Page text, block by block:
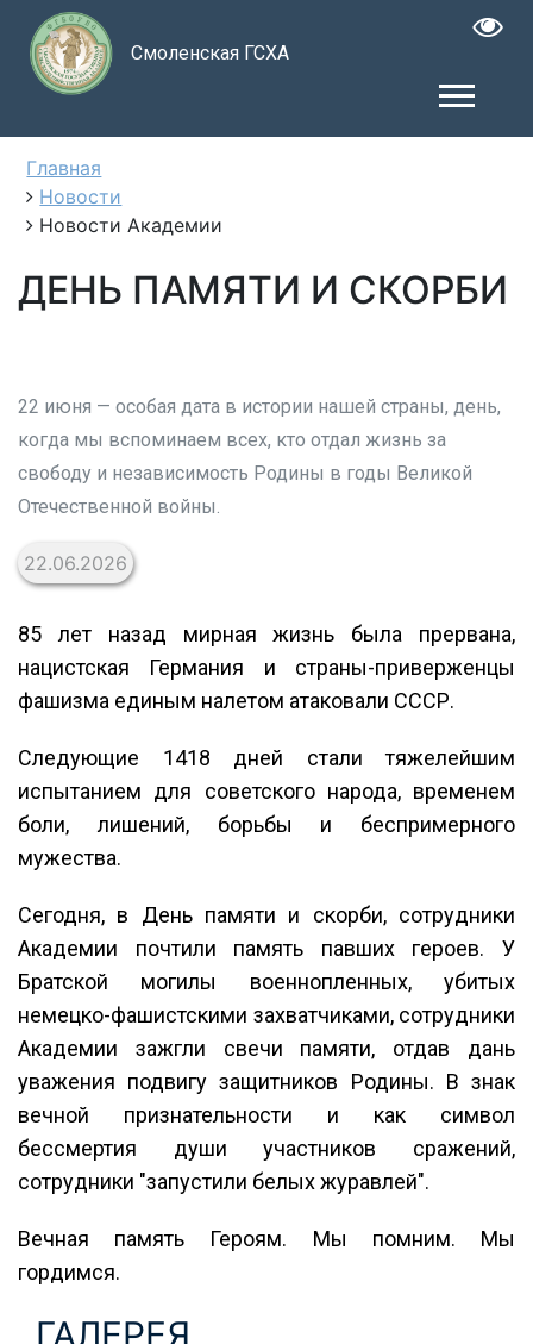
Смоленская ГСХА
Главная
Новости
Новости Академии
ДЕНЬ ПАМЯТИ И СКОРБИ
22 июня — особая дата в истории нашей страны, день,
когда мы вспоминаем всех, кто отдал жизнь за
свободу и независимость Родины в годы Великой
Отечественной войны.
22.06.2026
85 лет назад мирная жизнь была прервана,
нацистская Германия и страны-приверженцы
фашизма единым налетом атаковали СССР.
Следующие 1418 дней стали тяжелейшим
испытанием для советского народа, временем
боли, лишений, борьбы и беспримерного
мужества.
Сегодня, в День памяти и скорби, сотрудники
Академии почтили память павших героев. У
Братской могилы военнопленных, убитых
немецко-фашистскими захватчиками, сотрудники
Академии зажгли свечи памяти, отдав дань
уважения подвигу защитников Родины. В знак
вечной признательности и как символ
бессмертия души участников сражений,
сотрудники "запустили белых журавлей".
Вечная память Героям. Мы помним. Мы
гордимся.
ГАЛЕРЕЯ